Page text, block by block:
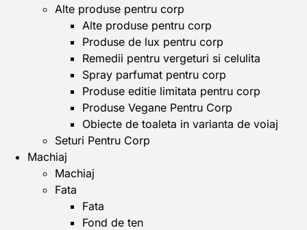
Alte produse pentru corp
Alte produse pentru corp
Produse de lux pentru corp
Remedii pentru vergeturi si celulita
Spray parfumat pentru corp
Produse editie limitata pentru corp
Produse Vegane Pentru Corp
Obiecte de toaleta in varianta de voiaj
Seturi Pentru Corp
Machiaj
Machiaj
Fata
Fata
Fond de ten